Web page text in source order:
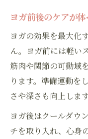
ヨガ前後のケアが
ヨガの効果を最大化
ん。ヨガ前には軽い
筋肉や関節の可動域
ります。準備運動を
さや深さも向上します
ヨガ後はクールダウ
チを取り入れ、心身